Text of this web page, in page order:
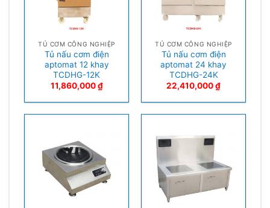
TỦ CƠM CÔNG NGHIỆP
Tủ nấu cơm điện
aptomat 12 khay
TCDHG-12K
11,860,000₫
TỦ CƠM CÔNG NGHIỆP
Tủ nấu cơm điện
aptomat 24 khay
TCDHG-24K
22,410,000₫